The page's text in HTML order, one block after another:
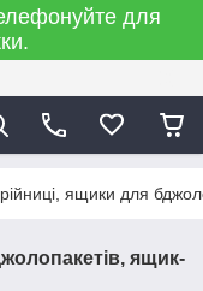
для
ящики для
ящик-